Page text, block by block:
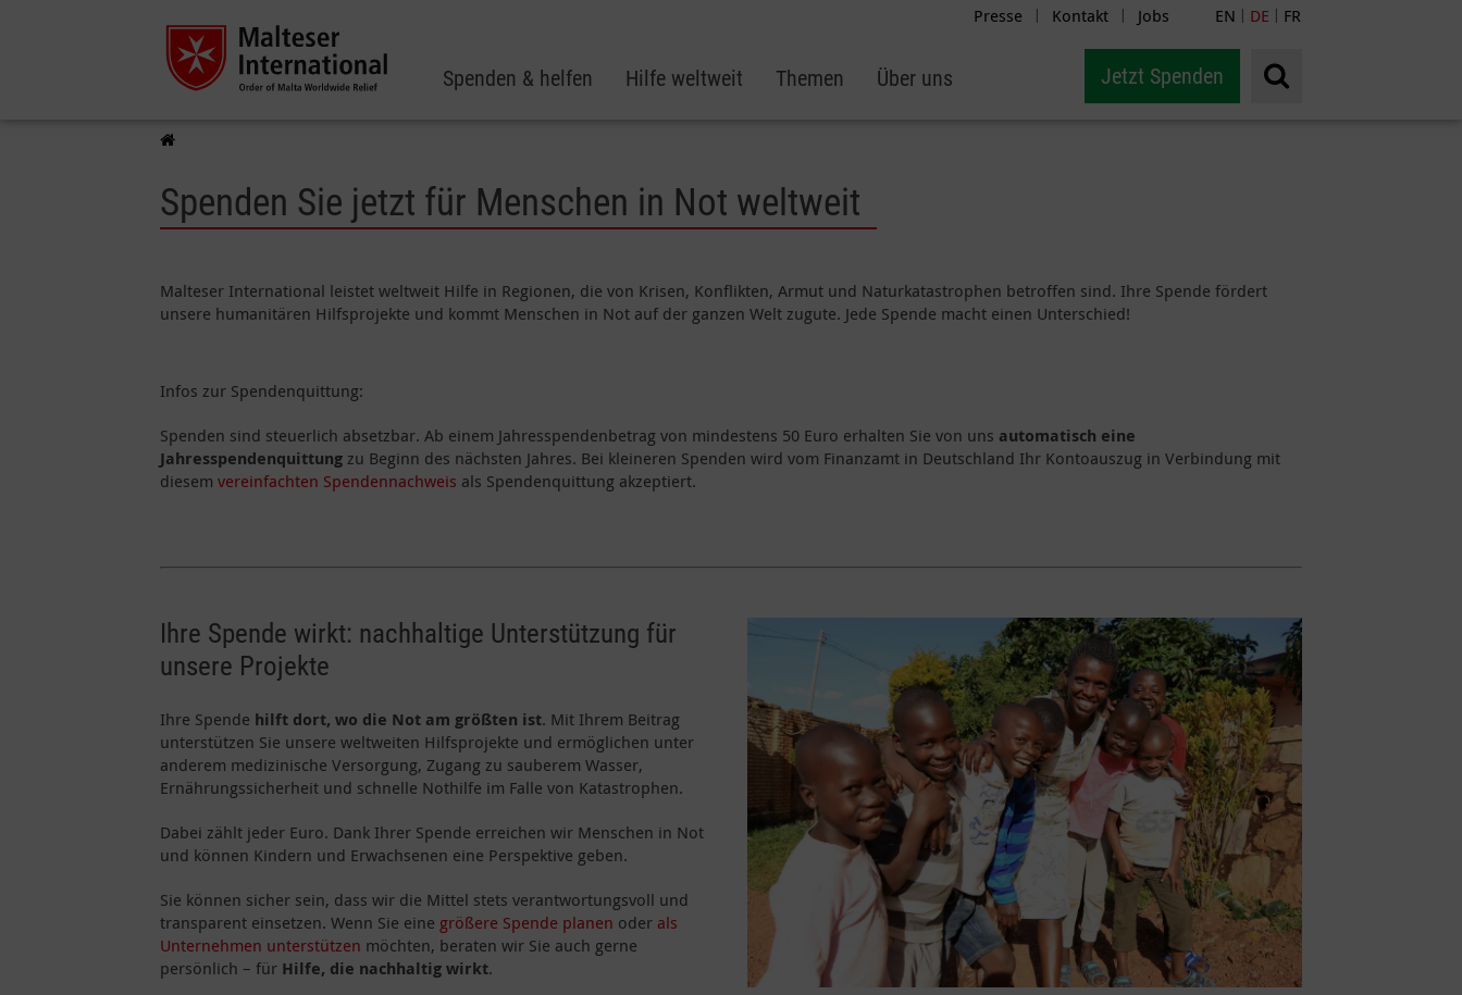
Presse | Kontakt | Jobs EN | DE | FR
Spenden & helfen Hilfe weltweit Themen Über uns Jetzt Spenden
Spenden Sie jetzt für Menschen in Not weltweit
Malteser International leistet weltweit Hilfe in Regionen, die von Krisen, Konflikten, Armut und Naturkatastrophen betroffen sind. Ihre Spende fördert
unsere humanitären Hilfsprojekte und kommt Menschen in Not auf der ganzen Welt zugute. Jede Spende macht einen Unterschied!
Infos zur Spendenquittung:
Spenden sind steuerlich absetzbar. Ab einem Jahresspendenbetrag von mindestens 50 Euro erhalten Sie von uns automatisch eine
Jahresspendenquittung zu Beginn des nächsten Jahres. Bei kleineren Spenden wird vom Finanzamt in Deutschland Ihr Kontoauszug in Verbindung mit
diesem vereinfachten Spendennachweis als Spendenquittung akzeptiert.
Ihre Spende wirkt: nachhaltige Unterstützung für
unsere Projekte
Ihre Spende hilft dort, wo die Not am größten ist. Mit Ihrem Beitrag
unterstützen Sie unsere weltweiten Hilfsprojekte und ermöglichen unter
anderem medizinische Versorgung, Zugang zu sauberem Wasser,
Ernährungssicherheit und schnelle Nothilfe im Falle von Katastrophen.
Dabei zählt jeder Euro. Dank Ihrer Spende erreichen wir Menschen in Not
und können Kindern und Erwachsenen eine Perspektive geben.
Sie können sicher sein, dass wir die Mittel stets verantwortungsvoll und
transparent einsetzen. Wenn Sie eine größere Spende planen oder als
Unternehmen unterstützen möchten, beraten wir Sie auch gerne
persönlich – für Hilfe, die nachhaltig wirkt.